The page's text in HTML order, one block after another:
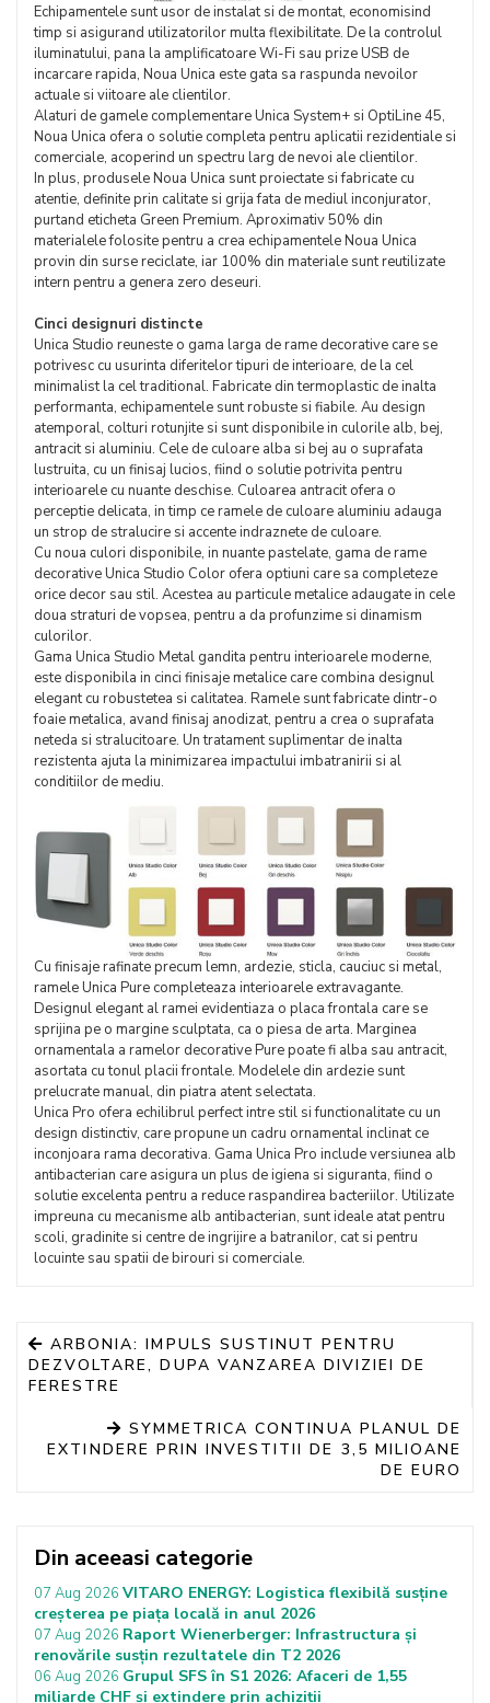
Echipamentele sunt usor de instalat si de montat, economisind
timp si asigurand utilizatorilor multa flexibilitate. De la controlul
iluminatului, pana la amplificatoare Wi-Fi sau prize USB de
incarcare rapida, Noua Unica este gata sa raspunda nevoilor
actuale si viitoare ale clientilor.
Alaturi de gamele complementare Unica System+ si OptiLine 45,
Noua Unica ofera o solutie completa pentru aplicatii rezidentiale si
comerciale, acoperind un spectru larg de nevoi ale clientilor.
In plus, produsele Noua Unica sunt proiectate si fabricate cu
atentie, definite prin calitate si grija fata de mediul inconjurator,
purtand eticheta Green Premium. Aproximativ 50% din
materialele folosite pentru a crea echipamentele Noua Unica
provin din surse reciclate, iar 100% din materiale sunt reutilizate
intern pentru a genera zero deseuri.
Cinci designuri distincte
Unica Studio reuneste o gama larga de rame decorative care se
potrivesc cu usurinta diferitelor tipuri de interioare, de la cel
minimalist la cel traditional. Fabricate din termoplastic de inalta
performanta, echipamentele sunt robuste si fiabile. Au design
atemporal, colturi rotunjite si sunt disponibile in culorile alb, bej,
antracit si aluminiu. Cele de culoare alba si bej au o suprafata
lustruita, cu un finisaj lucios, fiind o solutie potrivita pentru
interioarele cu nuante deschise. Culoarea antracit ofera o
perceptie delicata, in timp ce ramele de culoare aluminiu adauga
un strop de stralucire si accente indraznete de culoare.
Cu noua culori disponibile, in nuante pastelate, gama de rame
decorative Unica Studio Color ofera optiuni care sa completeze
orice decor sau stil. Acestea au particule metalice adaugate in cele
doua straturi de vopsea, pentru a da profunzime si dinamism
culorilor.
Gama Unica Studio Metal gandita pentru interioarele moderne,
este disponibila in cinci finisaje metalice care combina designul
elegant cu robustetea si calitatea. Ramele sunt fabricate dintr-o
foaie metalica, avand finisaj anodizat, pentru a crea o suprafata
neteda si stralucitoare. Un tratament suplimentar de inalta
rezistenta ajuta la minimizarea impactului imbatranirii si al
conditiilor de mediu.
Cu finisaje rafinate precum lemn, ardezie, sticla, cauciuc si metal,
ramele Unica Pure completeaza interioarele extravagante.
Designul elegant al ramei evidentiaza o placa frontala care se
sprijina pe o margine sculptata, ca o piesa de arta. Marginea
ornamentala a ramelor decorative Pure poate fi alba sau antracit,
asortata cu tonul placii frontale. Modelele din ardezie sunt
prelucrate manual, din piatra atent selectata.
Unica Pro ofera echilibrul perfect intre stil si functionalitate cu un
design distinctiv, care propune un cadru ornamental inclinat ce
inconjoara rama decorativa. Gama Unica Pro include versiunea alb
antibacterian care asigura un plus de igiena si siguranta, fiind o
solutie excelenta pentru a reduce raspandirea bacteriilor. Utilizate
impreuna cu mecanisme alb antibacterian, sunt ideale atat pentru
scoli, gradinite si centre de ingrijire a batranilor, cat si pentru
locuinte sau spatii de birouri si comerciale.
ARBONIA: IMPULS SUSTINUT PENTRU
DEZVOLTARE, DUPA VANZAREA DIVIZIEI DE
FERESTRE
SYMMETRICA CONTINUA PLANUL DE
EXTINDERE PRIN INVESTITII DE 3,5 MILIOANE
DE EURO
Din aceeasi categorie
07 Aug 2026 VITARO ENERGY: Logistica flexibilă susține
creșterea pe piața locală in anul 2026
07 Aug 2026 Raport Wienerberger: Infrastructura și
renovările susțin rezultatele din T2 2026
06 Aug 2026 Grupul SFS în S1 2026: Afaceri de 1,55
miliarde CHF și extindere prin achiziții